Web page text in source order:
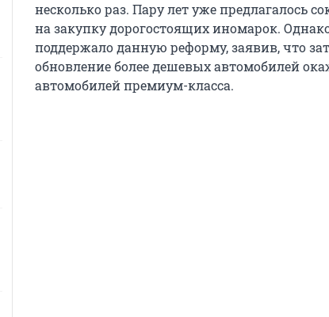
несколько раз. Пару лет уже предлагалось
на закупку дорогостоящих иномарок.
поддержало данную реформу, заявив, что
обновление более дешевых автомобилей
автомобилей премиум-класса.